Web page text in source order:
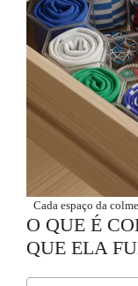
Cada espaço da
O QUE É
QUE ELA